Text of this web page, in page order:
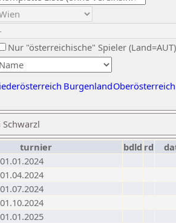
Nur "österreichische" Spieler (Land=AUT)
BurgenlandOberösterreich
Schwarzl
turnier bdld rd